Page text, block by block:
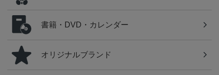
書籍・DVD・カレンダー
オリジナルブランド